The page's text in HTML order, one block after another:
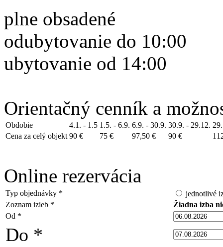
plne obsadené
odubytovanie do 10:00
ubytovanie od 14:00
Orientačný cenník a
Obdobie 4.1. - 1.5 1.5. - 6.9. 6.9. - 30.9. 30.9. - 29.12.
Cena za celý objekt 90 € 75 € 97,50 € 90 €
Online rezervácia
Typ objednávky *
jednotlivé
Zoznam izieb *
Žiadna izba
Od *
Do *